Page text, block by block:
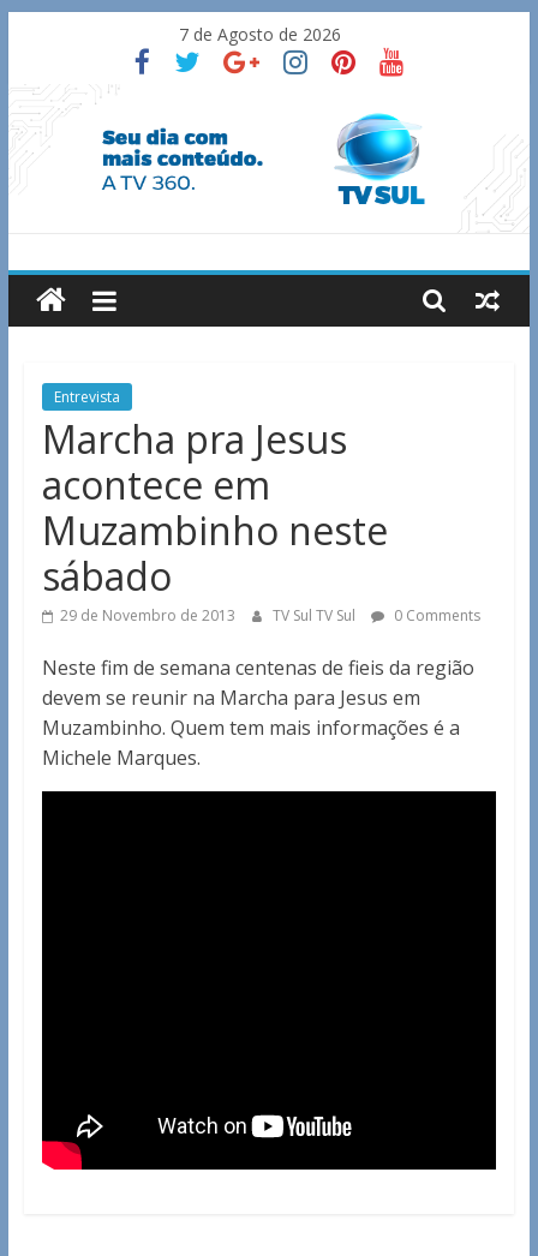
content
7 de Agosto de 2026
TV
Sul
Notícias
Guaxupé
região.
Entrevista
Marcha pra Jesus
acontece em
Muzambinho neste
sábado
29 de Novembro de 2013 TV Sul TV Sul 0 Comments
Neste fim de semana centenas de fieis da região
devem se reunir na Marcha para Jesus em
Muzambinho. Quem tem mais informações é a
Michele Marques.